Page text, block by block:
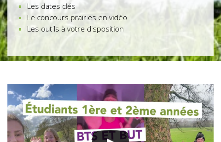
Les dates clés
Le concours prairies en vidéo
Les outils à votre disposition